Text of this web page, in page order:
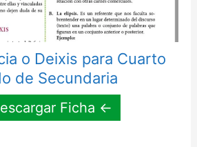
o Deixis para Cuarto
de Secundaria
Ficha ←